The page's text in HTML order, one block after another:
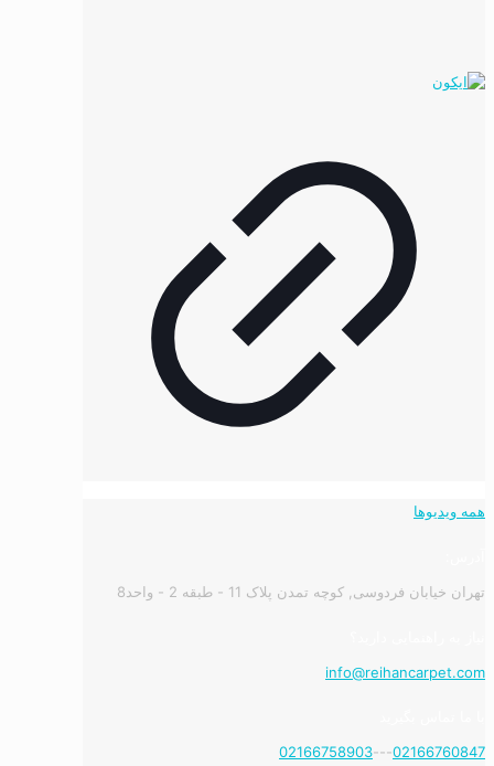
همه ویدیوها
تهران خیابان فردوسی, کوچه تمدن پلاک 11 - طبقه 2 - واحد8
info@reihancarpet.com
02166760847
---
02166758903